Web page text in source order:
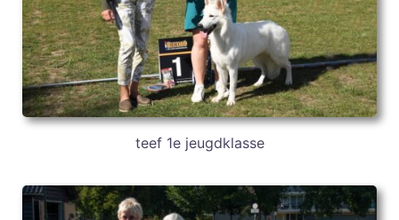
teef 1e jeugdklasse